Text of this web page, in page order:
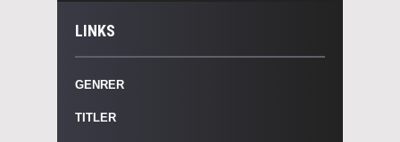
LINKS
GENRER
TITLER